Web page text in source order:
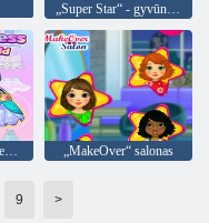
„Super Star“ - gyvūnų salonas
Plaukų lėlių puošmenų pasaulis „MakeOver“ salonas
9 >